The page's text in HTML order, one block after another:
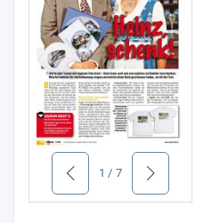
zurück 1 / 7 weiter